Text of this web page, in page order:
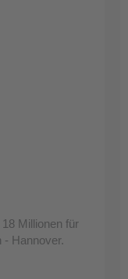
18 Millionen für
- Hannover.